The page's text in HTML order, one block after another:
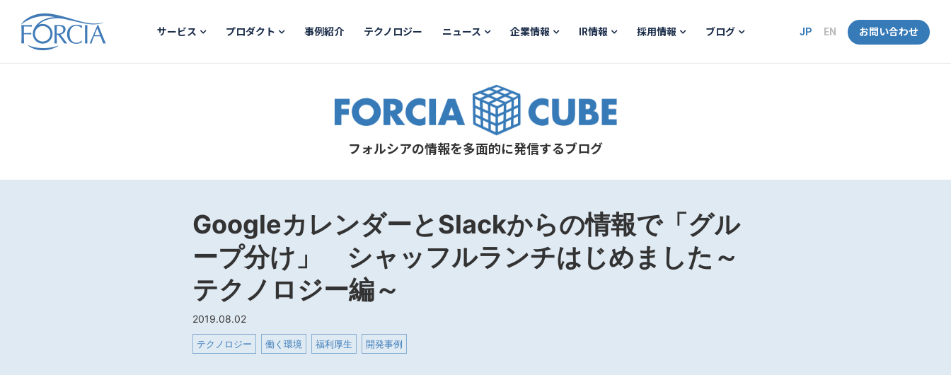
サービス プロダクト 事例紹介 テクノロジー ニュース 企業情報 IR情報 採用情報 ブログ JP EN お問い合わせ
フォルシアの情報を多面的に発信するブログ
GoogleカレンダーとSlackからの情報で「グル
ープ分け」 シャッフルランチはじめました～
テクノロジー編～
2019.08.02
テクノロジー 働く環境 福利厚生 開発事例